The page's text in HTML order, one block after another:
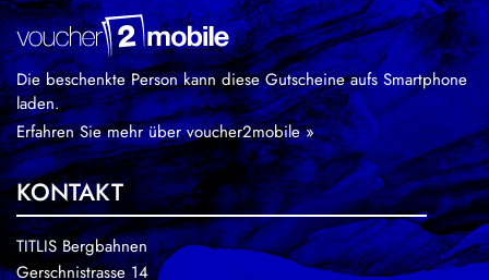
Die beschenkte Person kann diese Gutscheine aufs Smartphone
laden.
Erfahren Sie mehr über voucher2mobile »
KONTAKT
TITLIS Bergbahnen
Gerschnistrasse 14